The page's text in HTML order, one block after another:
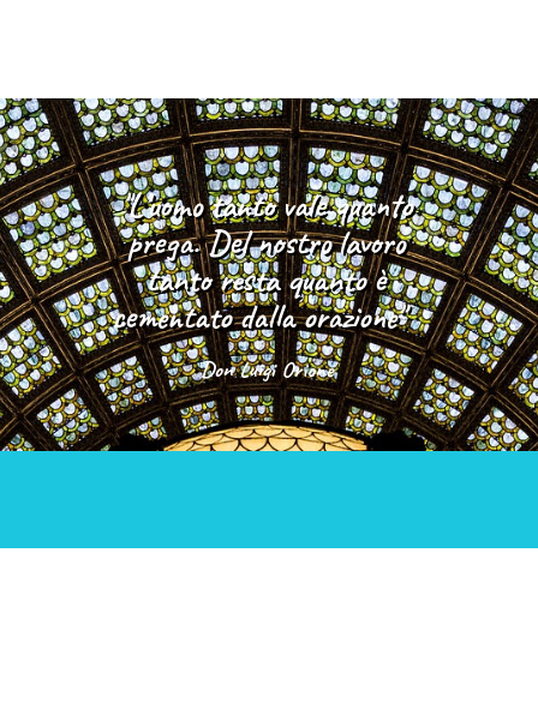
"L’uomo tanto vale quanto
prega. Del nostro lavoro
tanto resta quanto è
cementato dalla orazione"
Don Luigi Orione